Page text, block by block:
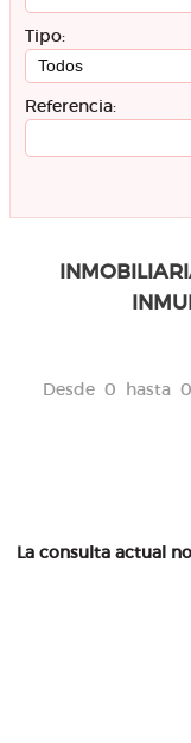
Tipo:
Referencia:
Desde 0 hasta
La consulta actual